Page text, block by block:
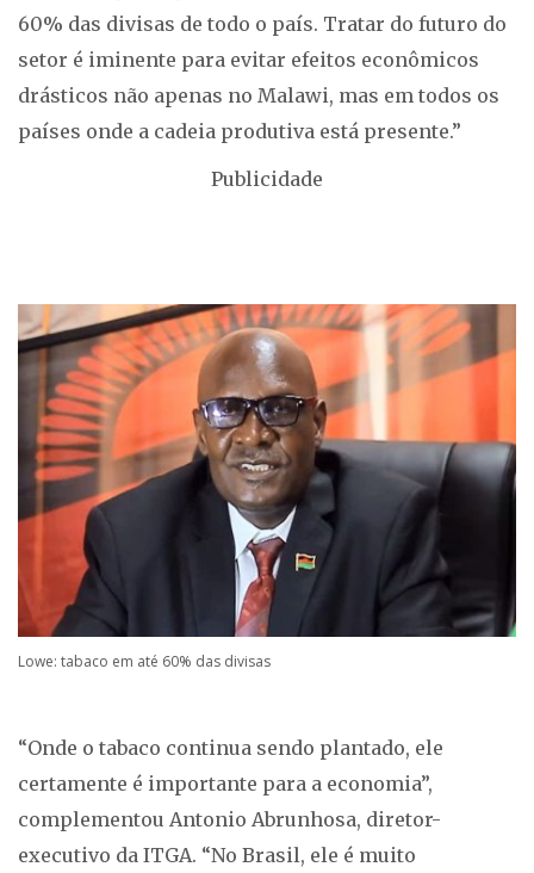
60% das divisas de todo o país. Tratar do futuro do
setor é iminente para evitar efeitos econômicos
drásticos não apenas no Malawi, mas em todos os
países onde a cadeia produtiva está presente.”
Publicidade
Lowe: tabaco em até 60% das divisas
“Onde o tabaco continua sendo plantado, ele
certamente é importante para a economia”,
complementou Antonio Abrunhosa, diretor-
executivo da ITGA. “No Brasil, ele é muito